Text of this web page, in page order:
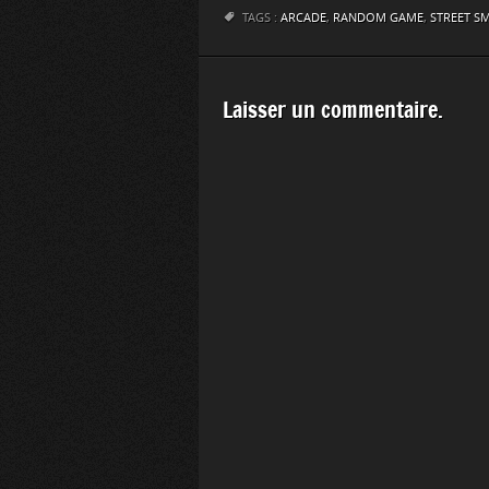
TAGS : ARCADE, RANDOM GAME, STREET
Laisser un commentaire.